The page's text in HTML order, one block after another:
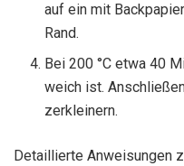
auf ein mit
Rand.
Bei 200 °C etwa 40
weich ist.
zerkleinern.
Detaillierte Anweisungen